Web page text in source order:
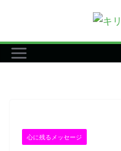
テ
ン
心に残るメッセージ